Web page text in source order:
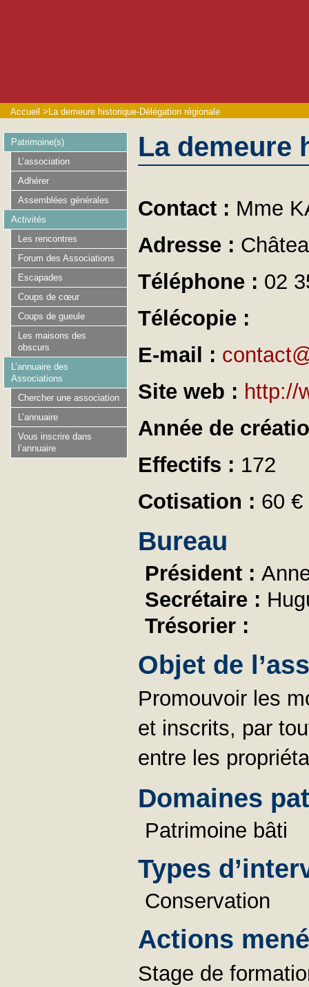
Accueil > La demeure historique-Délégation régionale
La demeure
Contact : Mme
Adresse :
Téléphone : 02
Télécopie :
E-mail :
Site web : http://
Année de
Effectifs : 172
Cotisation : 60 €
Bureau
Président :
Secrétaire :
Trésorier :
Objet de
Promouvoir les
et inscrits, par
entre les
Domaines
Patrimoine bâti
Types
Conservation
Actions
Stage de
Patrimoine(s)
L’association
Adhérer
Assemblées générales
Activités
Les rencontres
Forum des Associations
Escapades
Coups de cœur
Coups de gueule
Les maisons des
obscurs
L’annuaire des
Associations
Chercher une association
L’annuaire
Vous inscrire dans
l’annuaire